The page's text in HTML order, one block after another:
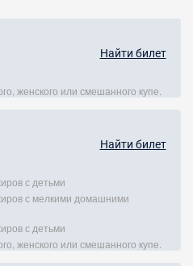
Найти билет
женского или смешанного купе.
Найти билет
с детьми
с мелкими домашними
с детьми
женского или смешанного купе.